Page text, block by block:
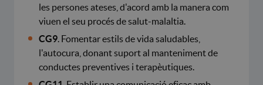
les persones ateses, d'acord amb la manera com
viuen el seu procés de salut-malaltia.
CG9 . Fomentar estils de vida saludables,
l'autocura, donant suport al manteniment de
conductes preventives i terapèutiques.